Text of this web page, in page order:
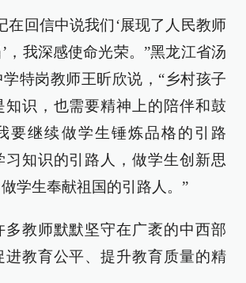
在回信中说我们‘展现了人民教师
，我深感使命光荣。”黑龙江省汤
特岗教师王昕欣说，“乡村孩子
知识，也需要精神上的陪伴和鼓
要继续做学生锤炼品格的引路
习知识的引路人，做学生创新思
学生奉献祖国的引路人。”
多教师默默坚守在广袤的中西部
进教育公平、提升教育质量的精